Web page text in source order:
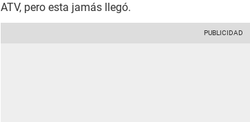
ATV, pero esta jamás llegó.